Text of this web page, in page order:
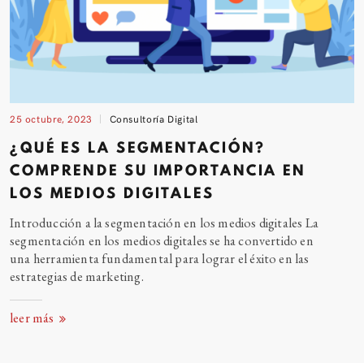
25 octubre, 2023 Consultoría Digital
¿QUÉ ES LA SEGMENTACIÓN?
COMPRENDE SU IMPORTANCIA EN
LOS MEDIOS DIGITALES
Introducción a la segmentación en los medios digitales La
segmentación en los medios digitales se ha convertido en
una herramienta fundamental para lograr el éxito en las
estrategias de marketing.
leer más